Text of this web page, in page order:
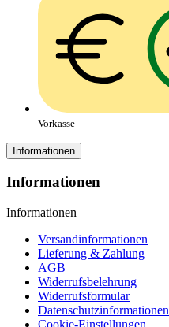
Vorkasse
Informationen
Informationen
Informationen
Versandinformationen
Lieferung & Zahlung
AGB
Widerrufsbelehrung
Widerrufsformular
Datenschutzinformationen